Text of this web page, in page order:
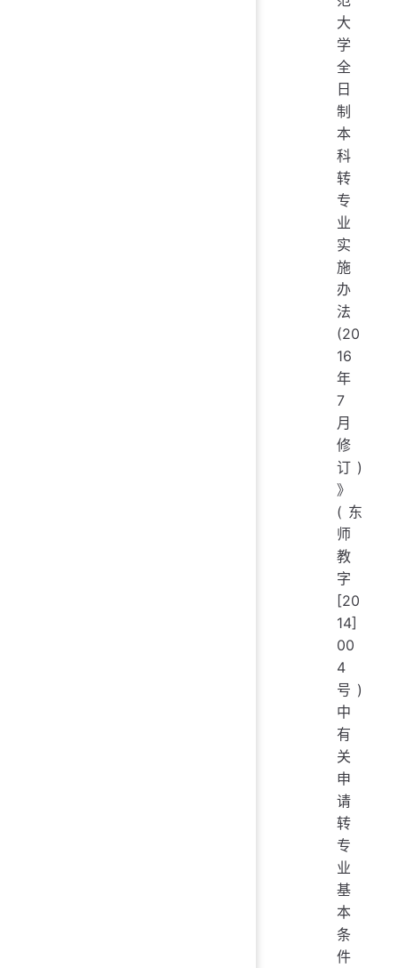
大
学
全
日
制
本
科
转
专
业
实
施
办
法
(20
16
年
7
月
修
订)
》
(东
师
教
字
[20
14]
00
4
号)
中
有
关
申
请
转
专
业
基
本
条
件